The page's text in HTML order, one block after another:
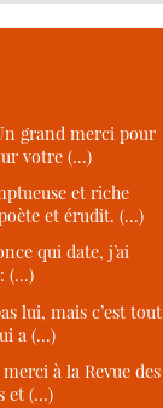
grand merci pour
votre (…)
et riche
et érudit. (…)
qui date, j’ai
(…)
lui, mais c’est tout
a (…)
à la Revue des
et (…)